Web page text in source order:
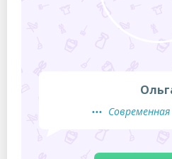
Современная